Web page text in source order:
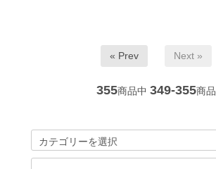
« Prev Next »
355商品中 349-355商品